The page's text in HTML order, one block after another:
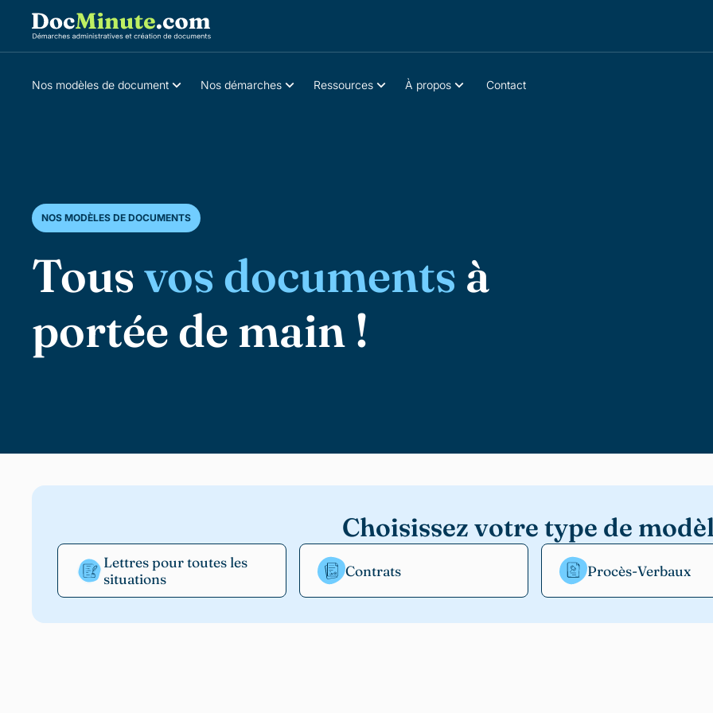
Nos modèles de document Nos démarches Ressources À propos Contact
NOS MODÈLES DE DOCUMENTS
Tousvosdocuments à
portée de main !
Choisissez votre type de
Lettres pour toutes les
situations
Contrats Procès-Verbaux